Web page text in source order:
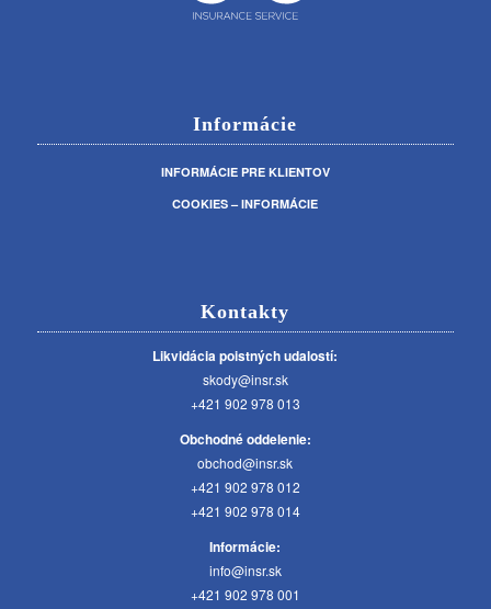
Informácie
INFORMÁCIE PRE KLIENTOV
COOKIES – INFORMÁCIE
Kontakty
Likvidácia poistných udalostí:
skody@insr.sk
+421 902 978 013
Obchodné oddelenie:
obchod@insr.sk
+421 902 978 012
+421 902 978 014
Informácie:
info@insr.sk
+421 902 978 001